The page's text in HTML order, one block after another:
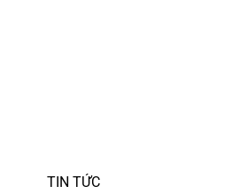
TIN TỨC